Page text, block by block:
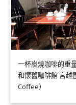
一杯炭燒咖啡的重
和懷舊咖啡館 宮
Coffee）